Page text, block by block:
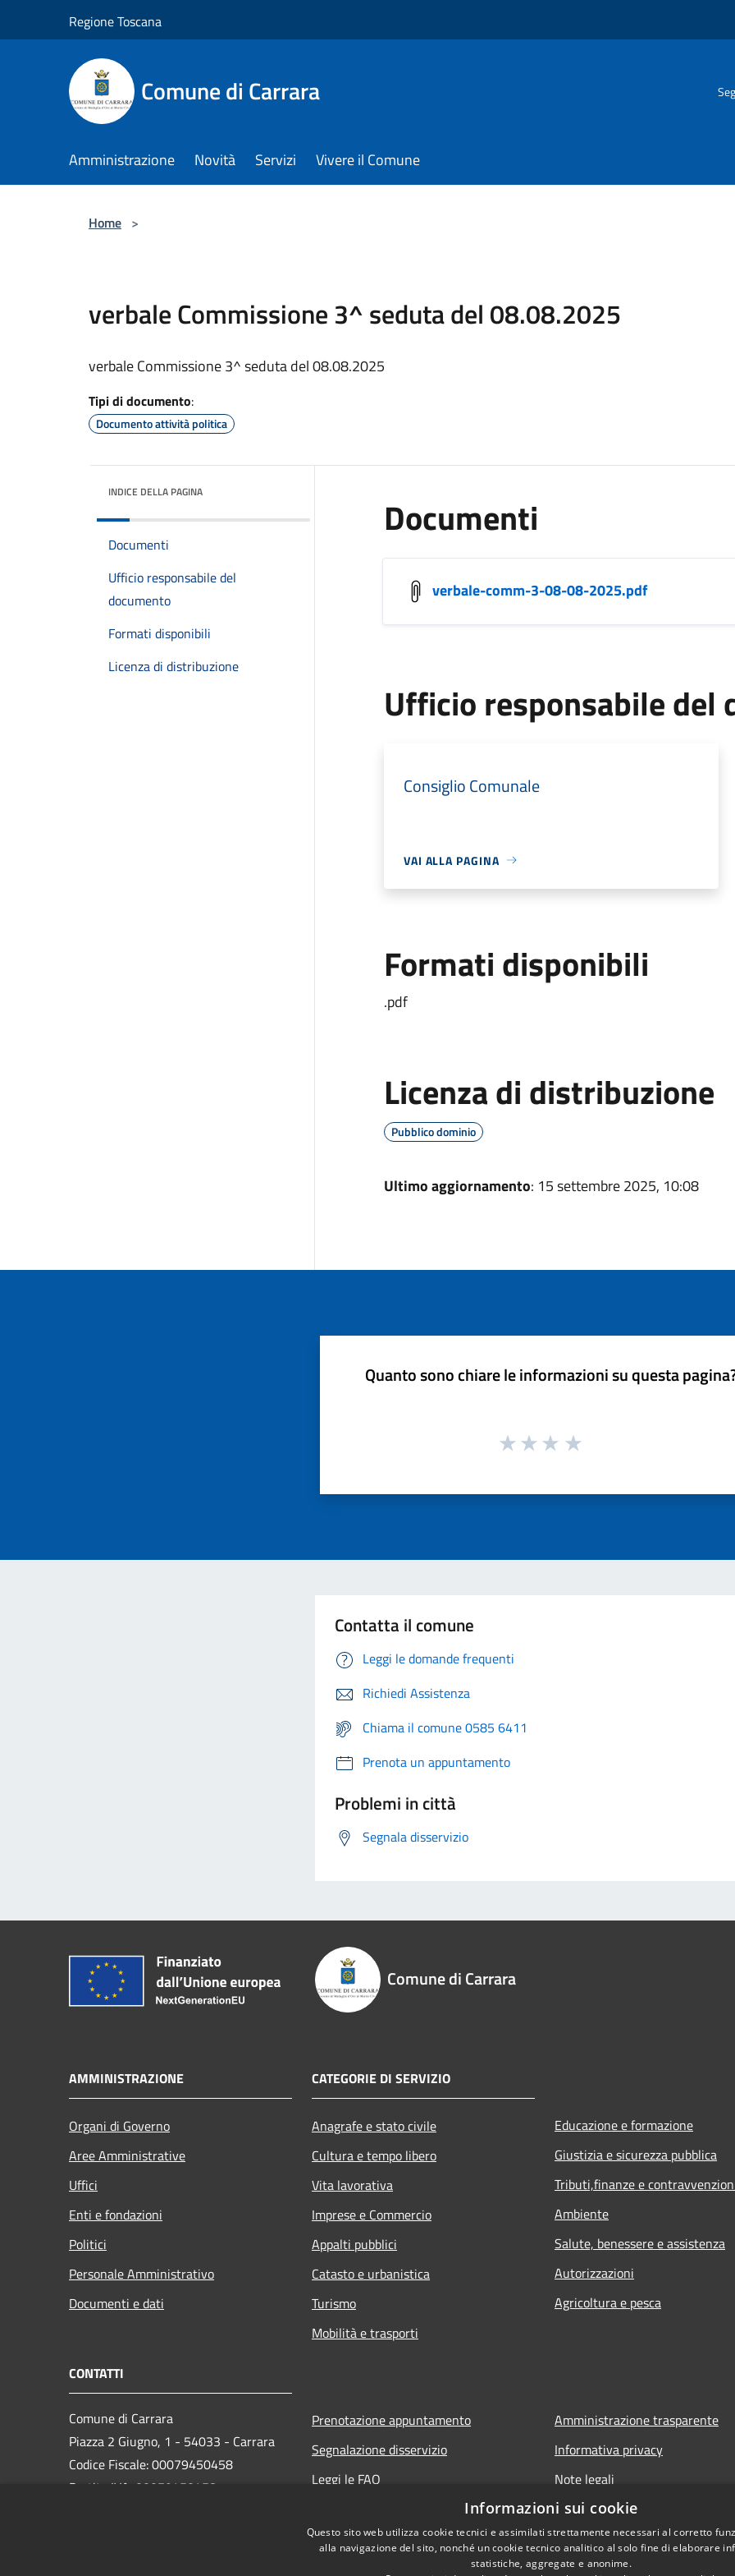
Regione Toscana
Comune di Carrara
Amministrazione Novità Servizi Vivere il Comune
Home >
verbale Commissione 3^ seduta del 08.08.2025
verbale Commissione 3^ seduta del 08.08.2025
Tipi di documento:
Documento attività politica
INDICE DELLA PAGINA
Documenti
Ufficio responsabile del
documento
Formati disponibili
Licenza di distribuzione
Documenti
verbale-comm-3-08-08-2025.pdf
Ufficio responsabile del
Consiglio Comunale
VAI ALLA PAGINA
Formati disponibili
.pdf
Licenza di distribuzione
Pubblico dominio
Ultimo aggiornamento: 15 settembre 2025, 10:08
Quanto sono chiare le informazioni su questa
Contatta il comune
Leggi le domande frequenti
Richiedi Assistenza
Chiama il comune 0585 6411
Prenota un appuntamento
Problemi in città
Segnala disservizio
Comune di Carrara
AMMINISTRAZIONE
Organi di Governo
Aree Amministrative
Uffici
Enti e fondazioni
Politici
Personale Amministrativo
Documenti e dati
CATEGORIE DI SERVIZIO
Anagrafe e stato civile
Cultura e tempo libero
Vita lavorativa
Imprese e Commercio
Appalti pubblici
Catasto e urbanistica
Turismo
Mobilità e trasporti
Educazione e formazione
Giustizia e sicurezza pubblica
Tributi,finanze e
Ambiente
Salute, benessere e assistenza
Autorizzazioni
Agricoltura e pesca
CONTATTI
Comune di Carrara
Piazza 2 Giugno, 1 - 54033 - Carrara
Codice Fiscale: 00079450458
Partita IVA: 00079450458
Prenotazione appuntamento
Segnalazione disservizio
Leggi le FAQ
Amministrazione trasparente
Informativa privacy
Note legali
Dichiarazione di accessibilità
Informazioni sui cookie
Questo sito web utilizza cookie tecnici e assimilati strettamente necessari al corretto
alla navigazione del sito, nonché un cookie tecnico analitico al solo fine di elaborare
statistiche, aggregate e anonime.